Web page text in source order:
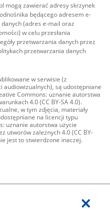
mogą zawierać adresy skrzynek
będącego adresem e-
(adres e-mail oraz
w celu przesłania
przetwarzania danych przez
przetwarzania danych
w serwisie (z
audiowizualnych), są udostępniane
Commons: uznanie autorstwa
4.0 (CC BY-SA 4.0).
w tym zdjęcia, materiały
na licencji typu
uznanie autorstwa użycie
utworów zależnych 4.0 (CC BY-
jest to stwierdzone inaczej.